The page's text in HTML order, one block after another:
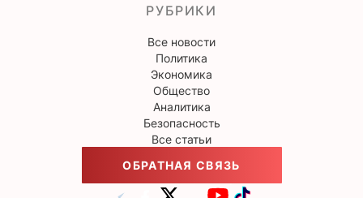
РУБРИКИ
Все новости
Политика
Экономика
Общество
Аналитика
Безопасность
Все статьи
ОБРАТНАЯ СВЯЗЬ